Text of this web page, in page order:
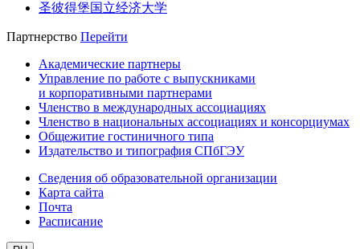
圣彼得堡国立经济大学
Партнерство Перейти
Академические партнеры
Управление по работе с выпускниками
и корпоративными партнерами
Членство в международных ассоциациях
Членство в национальных ассоциациях и консорциумах
Общежитие гостиничного типа
Издательство и типография СПбГЭУ
Сведения об образовательной организации
Карта сайта
Почта
Расписание